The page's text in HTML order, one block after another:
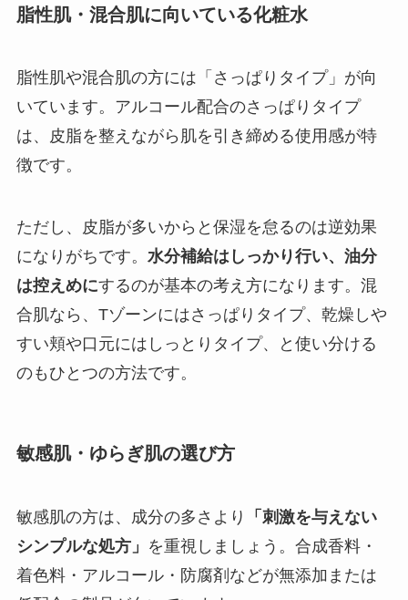
脂性肌・混合肌に向いている化粧水
脂性肌や混合肌の方には「さっぱりタイプ」が向
いています。アルコール配合のさっぱりタイプ
は、皮脂を整えながら肌を引き締める使用感が特
徴です。
ただし、皮脂が多いからと保湿を怠るのは逆効果
になりがちです。 水分補給はしっかり行い、油分
は控えめにするのが基本の考え方になります。混
合肌なら、Tゾーンにはさっぱりタイプ、乾燥しや
すい頬や口元にはしっとりタイプ、と使い分ける
のもひとつの方法です。
敏感肌・ゆらぎ肌の選び方
敏感肌の方は、成分の多さより
「刺激を与えない
シンプルな処方」 を重視しましょう。合成香料・
着色料・アルコール・防腐剤などが無添加または